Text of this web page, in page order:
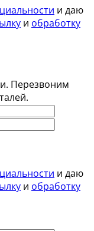
и даю
и обработку
Перезвоним
и даю
и обработку